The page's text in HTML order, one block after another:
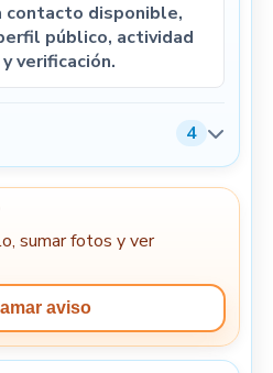
contacto disponible,
público, actividad
verificación.
4
sumar fotos y ver
aviso